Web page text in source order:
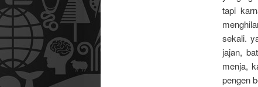
tapi
sekali.
jajan,
menja,
pengen